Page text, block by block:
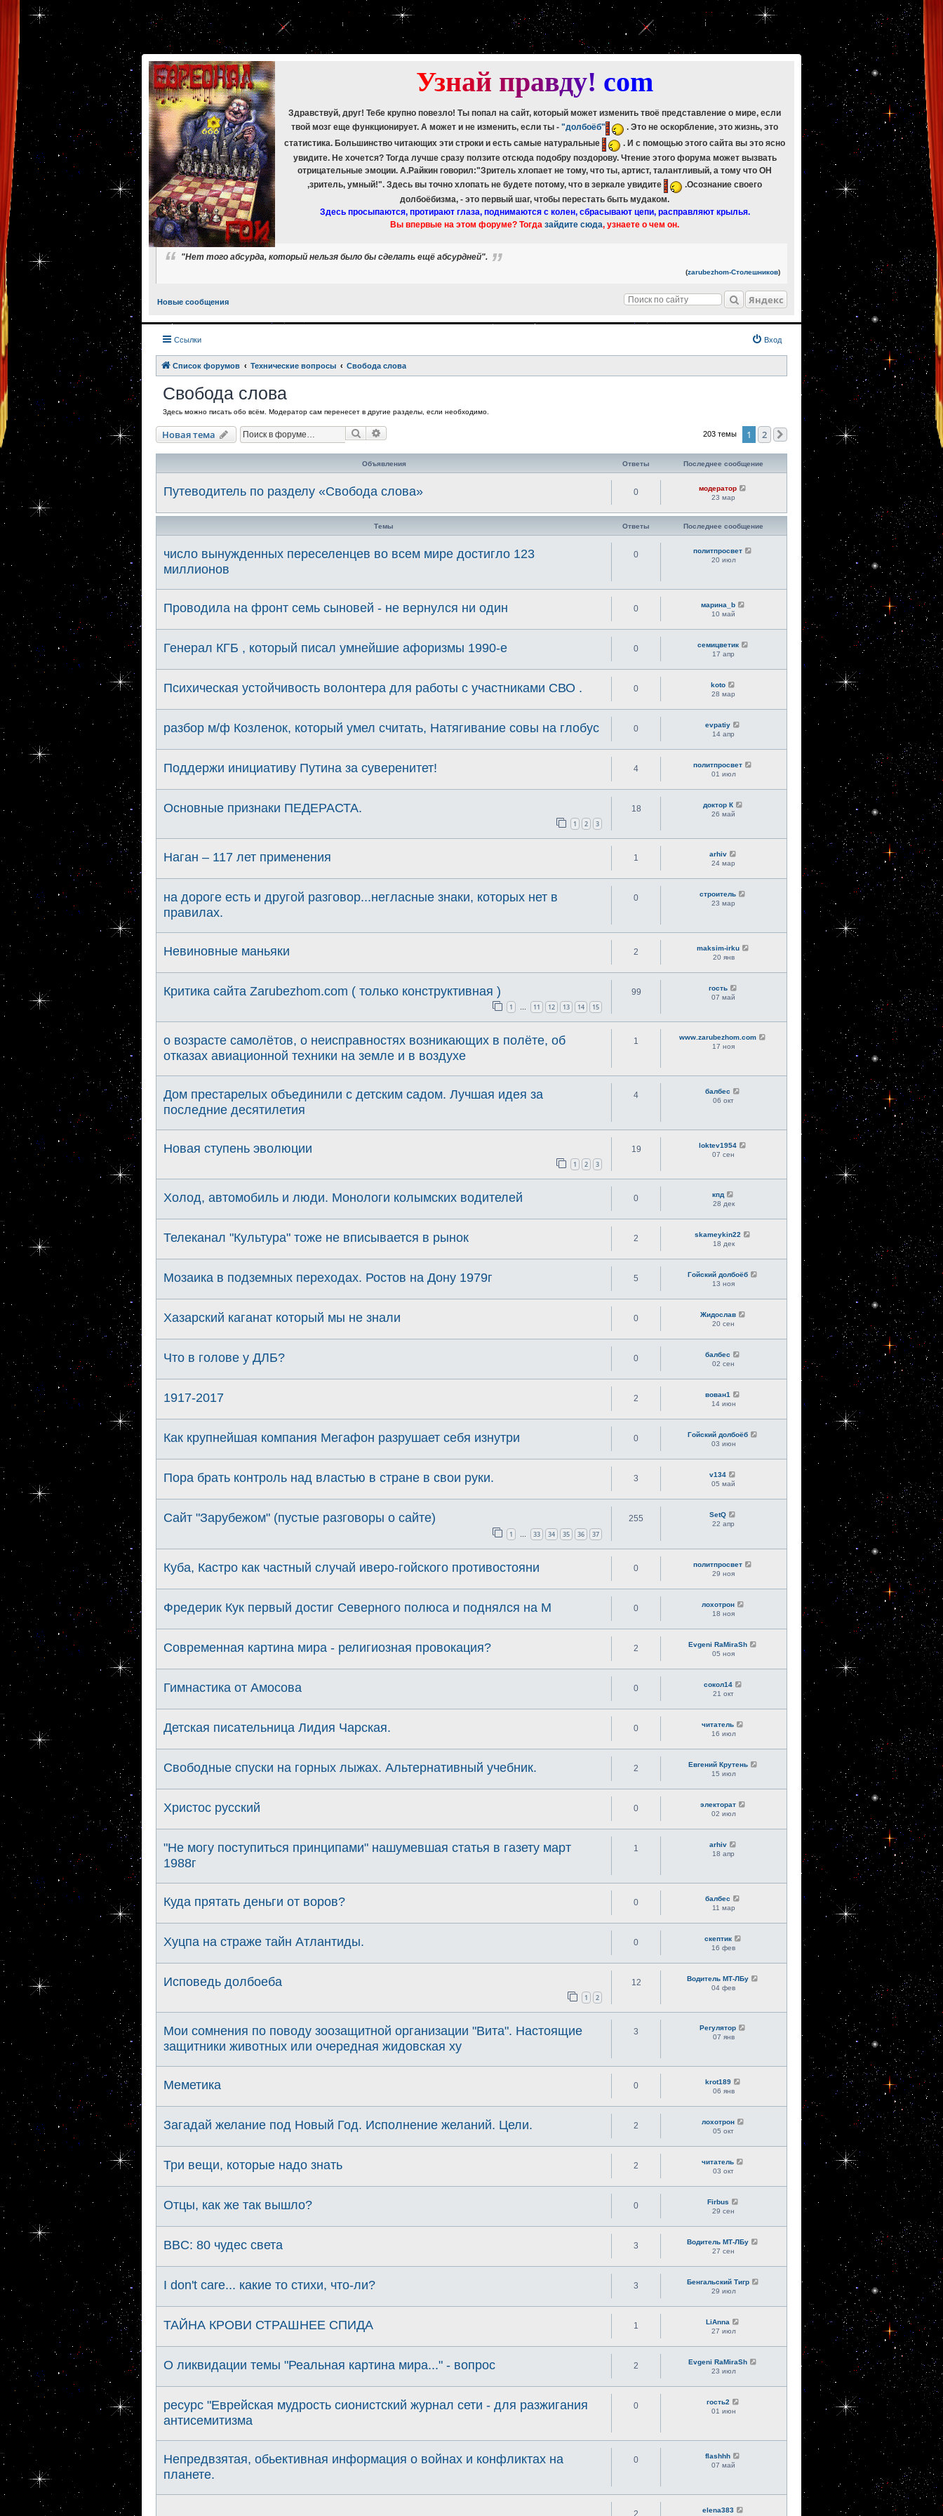
[phpBB Debug] PHP Warning : in file [ROOT]/phpbb/db/driver/mysqli.php
mysqli_fetch_assoc(): Couldn't fetch mysqli_result
[phpBB Debug] PHP Warning
[ROOT]/phpbb/db/driver/mysqli.php
mysqli_free_result(): Couldn't fetch mysqli_result
[phpBB Debug] PHP Warning
: in file [ROOT]/phpbb/db/driver/mysqli.php 265 :mysqli_fetch_assoc(): Couldn't fetch mysqli_result
[phpBB Debug] PHP Warning
: in file [ROOT]/phpbb/db/driver/mysqli.php on line 329 :mysqli_free_result(): Couldn't fetch mysqli_result
[phpBB Debug] PHP Warning
[ROOT]/phpbb/db/driver/mysqli.php on line 265 : mysqli_fetch_assoc(): Couldn't fetch mysqli_result
[phpBB Debug] PHP Warning
[ROOT]/phpbb/db/driver/mysqli.php on line mysqli_free_result(): Couldn't fetch mysqli_result
Узнай правду! com
Здравствуй, друг! Тебе крупно повезло! Ты попал на сайт, который может изменить твоё представление о мире, если
твой мозг еще функционирует. А может и не изменить, если ты - "долбоёб"
. Это не оскорбление, это жизнь, это
статистика. Большинство читающих эти строки и есть самые натуральные
. И с помощью этого сайта вы это ясно
увидите. Не хочется? Тогда лучше сразу ползите отсюда подобру поздорову. Чтение этого форума может вызвать
отрицательные эмоции. А.Райкин говорил:"Зритель хлопает не тому, что ты, артист, талантливый, а тому что ОН
,зритель, умный!". Здесь вы точно хлопать не будете потому, что в зеркале увидите
.Осознание своего
долбоёбизма, - это первый шаг, чтобы перестать быть мудаком.
Здесь просыпаются, протирают глаза, поднимаются с колен, сбрасывают цепи, расправляют крылья.
Вы впервые на этом форуме? Тогда зайдите сюда, узнаете о чем он.
"Нет того абсурда, который нельзя было бы сделать ещё абсурдней".
(zarubezhom-Столешников)
Новые сообщения Яндекс
Ссылки Вход
Список форумов Технические вопросы Свобода слова
Свобода слова
Здесь можно писать обо всём. Модератор сам перенесет в другие разделы, если необходимо.
Новая тема Поиск 203 темы 1 2
Объявления Ответы Последнее сообщение
Путеводитель по разделу «Свобода слова» 0
модератор
23 мар
Темы Ответы Последнее сообщение
число вынужденных переселенцев во всем мире достигло 123
миллионов
0
политпросвет
20 июл
Проводила на фронт семь сыновей - не вернулся ни один 0
марина_b
10 май
Генерал КГБ , который писал умнейшие афоризмы 1990-е 0
семицветик
17 апр
Психическая устойчивость волонтера для работы с участниками СВО . 0
koto
28 мар
разбор м/ф Козленок, который умел считать, Натягивание совы на глобус 0
evpatiy
14 апр
Поддержи инициативу Путина за суверенитет! 4
политпросвет
01 июл
Основные признаки ПЕДЕРАСТА.
1 2 3
18
доктор К
26 май
Наган – 117 лет применения 1
arhiv
24 мар
на дороге есть и другой разговор...негласные знаки, которых нет в
правилах.
0
строитель
23 мар
Невиновные маньяки 2
maksim-irku
20 янв
Критика сайта Zarubezhom.com ( только конструктивная )
1 … 11 12 13 14 15
99
гость
07 май
о возрасте самолётов, о неисправностях возникающих в полёте, об
отказах авиационной техники на земле и в воздухе
1
www.zarubezhom.com
17 ноя
Дом престарелых объединили с детским садом. Лучшая идея за
последние десятилетия
4
балбес
06 окт
Новая ступень эволюции
1 2 3
19
loktev1954
07 сен
Холод, автомобиль и люди. Монологи колымских водителей 0
кпд
28 дек
Телеканал "Культура" тоже не вписывается в рынок 2
skameykin22
18 дек
Мозаика в подземных переходах. Ростов на Дону 1979г 5
Гойский долбоёб
13 ноя
Хазарский каганат который мы не знали 0
Жидослав
20 сен
Что в голове у ДЛБ? 0
балбес
02 сен
1917-2017 2
вован1
14 июн
Как крупнейшая компания Мегафон разрушает себя изнутри 0
Гойский долбоёб
03 июн
Пора брать контроль над властью в стране в свои руки. 3
v134
05 май
Сайт "Зарубежом" (пустые разговоры о сайте)
1 33 34 35 36 37
255
SetQ
22 апр
Куба, Кастро как частный случай иверо-гойского противостояни 0
политпросвет
29 ноя
Фредерик Кук первый достиг Северного полюса и поднялся на М 0
лохотрон
18 ноя
Современная картина мира - религиозная провокация? 2
Evgeni RaMiraSh
05 ноя
Гимнастика от Амосова 0
сокол14
21 окт
Детская писательница Лидия Чарская. 0
читатель
16 июл
Свободные спуски на горных лыжах. Альтернативный учебник. 2
Евгений Крутень
15 июл
Христос русский 0
электорат
02 июл
"Не могу поступиться принципами" нашумевшая статья в газету март
1988г
1
arhiv
18 апр
Куда прятать деньги от воров? 0
балбес
11 мар
Хуцпа на страже тайн Атлантиды. 0
скептик
16 фев
Исповедь долбоеба
1 2
12
Водитель МТ-ЛБу
04 фев
Мои сомнения по поводу зоозащитной организации "Вита". Настоящие
защитники животных или очередная жидовская ху
3
Регулятор
07 янв
Меметика 0
krot189
06 янв
Загадай желание под Новый Год. Исполнение желаний. Цели. 2
лохотрон
05 окт
Три вещи, которые надо знать 2
читатель
03 окт
Отцы, как же так вышло? 0
Firbus
29 сен
BBC: 80 чудес света 3
Водитель МТ-ЛБу
27 сен
I don't care... какие то стихи, что-ли? 3
Бенгальский Тигр
29 июл
ТАЙНА КРОВИ СТРАШНЕЕ СПИДА 1
LiAnna
27 июл
О ликвидации темы "Реальная картина мира..." - вопрос 2
Evgeni RaMiraSh
23 июл
ресурс "Еврейская мудрость сионистский журнал сети - для разжигания
антисемитизма
0
гость2
01 июн
Непредвзятая, обьективная информация о войнах и конфликтах на
планете.
0
flashhh
07 май
2
elena383